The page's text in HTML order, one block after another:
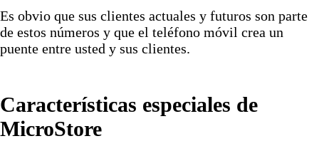
Es obvio que sus clientes actuales y futuros son parte
de estos números y que el teléfono móvil crea un
puente entre usted y sus clientes.
Características especiales de
MicroStore